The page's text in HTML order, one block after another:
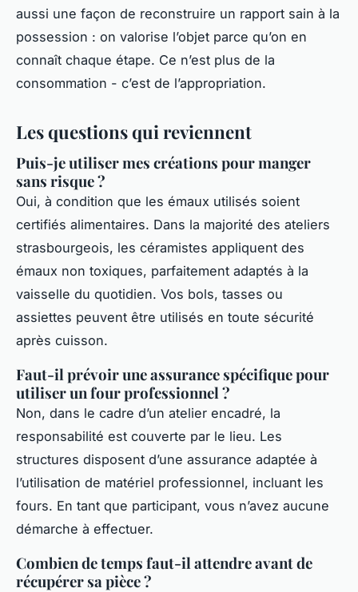
aussi une façon de reconstruire un rapport sain à la
possession : on valorise l’objet parce qu’on en
connaît chaque étape. Ce n’est plus de la
consommation - c’est de l’appropriation.
Les questions qui reviennent
Puis-je utiliser mes créations pour manger
sans risque ?
Oui, à condition que les émaux utilisés soient
certifiés alimentaires. Dans la majorité des ateliers
strasbourgeois, les céramistes appliquent des
émaux non toxiques, parfaitement adaptés à la
vaisselle du quotidien. Vos bols, tasses ou
assiettes peuvent être utilisés en toute sécurité
après cuisson.
Faut-il prévoir une assurance spécifique pour
utiliser un four professionnel ?
Non, dans le cadre d’un atelier encadré, la
responsabilité est couverte par le lieu. Les
structures disposent d’une assurance adaptée à
l’utilisation de matériel professionnel, incluant les
fours. En tant que participant, vous n’avez aucune
démarche à effectuer.
Combien de temps faut-il attendre avant de
récupérer sa pièce ?